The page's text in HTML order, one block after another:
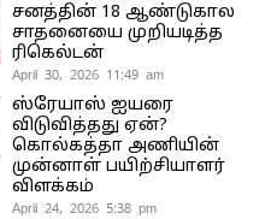
சனத்தின் 18 ஆண்டுகால
சாதனையை முறியடித்த
ரிகெல்டன்
April 30, 2026 11:49 am
ஸ்ரேயாஸ் ஐயரை
விடுவித்தது ஏன்?
கொல்கத்தா அணியின்
முன்னாள் பயிற்சியாளர்
விளக்கம்
April 24, 2026 5:38 pm